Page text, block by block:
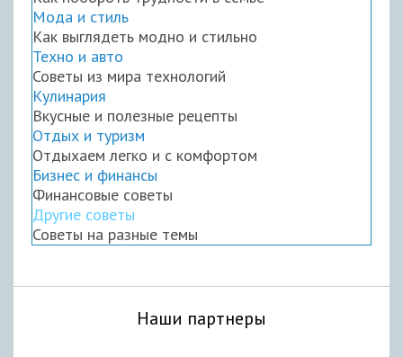
Мода и стиль
Как выглядеть модно и стильно
Техно и авто
Советы из мира технологий
Кулинария
Вкусные и полезные рецепты
Отдых и туризм
Отдыхаем легко и с комфортом
Бизнес и финансы
Финансовые советы
Другие советы
Советы на разные темы
Наши партнеры